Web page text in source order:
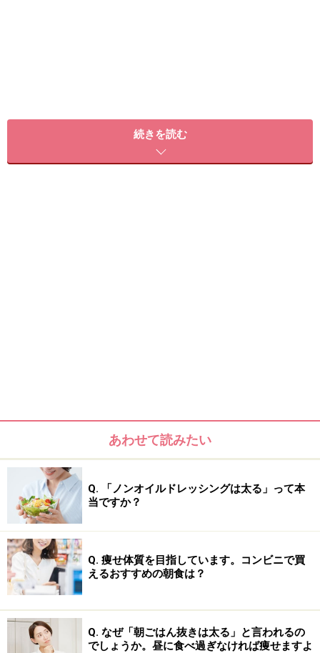
今回は、ダイエット中に賢くたんぱく質を摂る方法を紹
介したいと思います。
筋肉のみが1kg増えた場合（筋肉1kg当たりの代謝量が変
続きを読む
あわせて読みたい
Q. 「ノンオイルドレッシングは太る」って本
当ですか？
Q. 痩せ体質を目指しています。コンビニで買
えるおすすめの朝食は？
Q. なぜ「朝ごはん抜きは太る」と言われるの
でしょうか。昼に食べ過ぎなければ痩せますよ